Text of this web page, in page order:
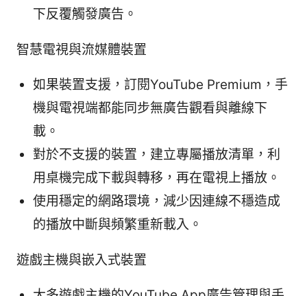
下反覆觸發廣告。
智慧電視與流媒體裝置
如果裝置支援，訂閱YouTube Premium，手
機與電視端都能同步無廣告觀看與離線下
載。
對於不支援的裝置，建立專屬播放清單，利
用桌機完成下載與轉移，再在電視上播放。
使用穩定的網路環境，減少因連線不穩造成
的播放中斷與頻繁重新載入。
遊戲主機與嵌入式裝置